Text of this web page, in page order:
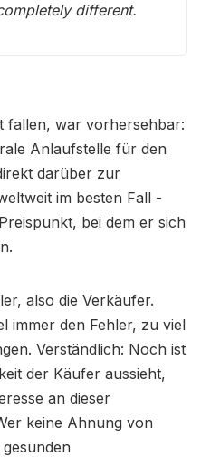
different.
fallen, war vorhersehbar:
Anlaufstelle für den
darüber zur
im besten Fall -
bei dem er sich
also die Verkäufer.
immer den Fehler, zu viel
Verständlich: Noch ist
der Käufer aussieht,
an dieser
keine Ahnung von